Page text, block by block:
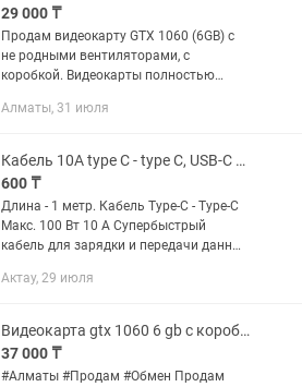
29 000 ₸
Продам видеокарту GTX 1060 (6GB) с
не родными вентиляторами, с
коробкой. Видеокарты полностью
греются. Видеокарты после майнинга
Алматы, 31 июля
Кабель 10А type C - type C, USB-C на USB-C, длина 1м.
600 ₸
Длина - 1 метр. Кабель Type-C - Type-C
Макс. 100 Вт 10 А Супербыстрый
кабель для зарядки и передачи данных
Dual-C Type Quick Charge Кабель USB на
Актау, 29 июля
Видеокарта gtx 1060 6 gb с коробкой
37 000 ₸
#Алматы #Продам #Обмен Продам